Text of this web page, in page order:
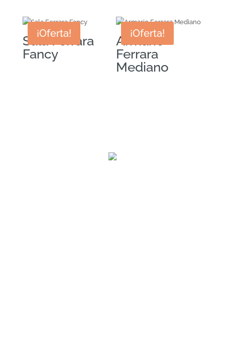
¡Oferta!
Sala Ferrara
Fancy
¡Oferta!
Armario
Ferrara
Mediano